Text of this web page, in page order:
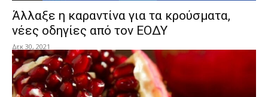
Άλλαξε η καραντίνα για τα κρούσματα,
νέες οδηγίες από τον ΕΟΔΥ
Δεκ 30, 2021